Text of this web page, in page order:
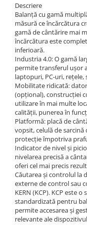
Descriere
Balanță cu gamă
măsură ce încărcătura
gamă de cântărire mai
încărcătura este
inferioară.
Industria 4.0: O gamă
permite transferul ușor
laptopuri, PC-uri,
Mobilitate ridicată:
(opțional), construcției
utilizare în mai multe
calității, punerea în
Platformă: placă de
vopsit, celulă de
protecție împotriva
Indicator de nivel și
nivelarea precisă a
oferi cel mai precis
Căutarea și controlul la
externe de control sau
KERN (KCP). KCP este
standardizată pentru
permite accesarea și
relevante ale